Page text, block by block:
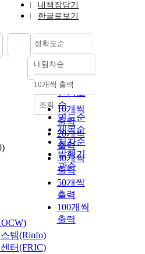
내책장담기
한글로보기
정확도순
정확도
순
인기도
순
연도순
제목순
저자순
발행기
관순
내림차순
내림차순
10개씩 출력
10개씩
출력
20개씩
출력
30개씩
출력
50개씩
출력
100개씩
출력
조회
템(Rinfo)
터(FRIC)